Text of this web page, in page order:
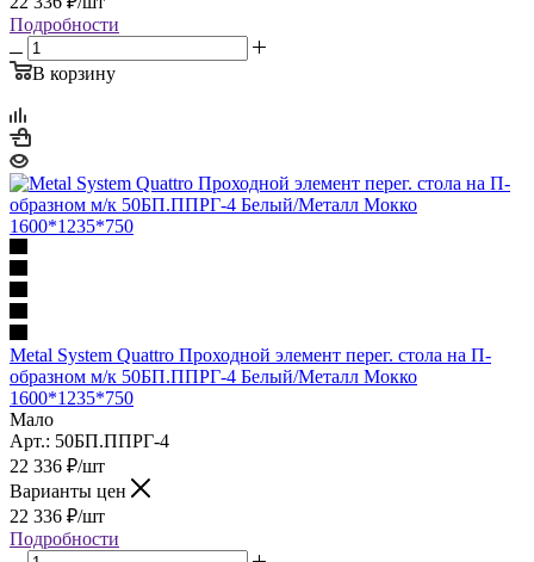
Подробности
В корзину
Metal System Quattro Проходной элемент перег. стола на П-
образном м/к 50БП.ППРГ-4 Белый/Металл Мокко
1600*1235*750
Мало
Арт.: 50БП.ППРГ-4
22 336 ₽/шт
Варианты цен
22 336 ₽/шт
Подробности